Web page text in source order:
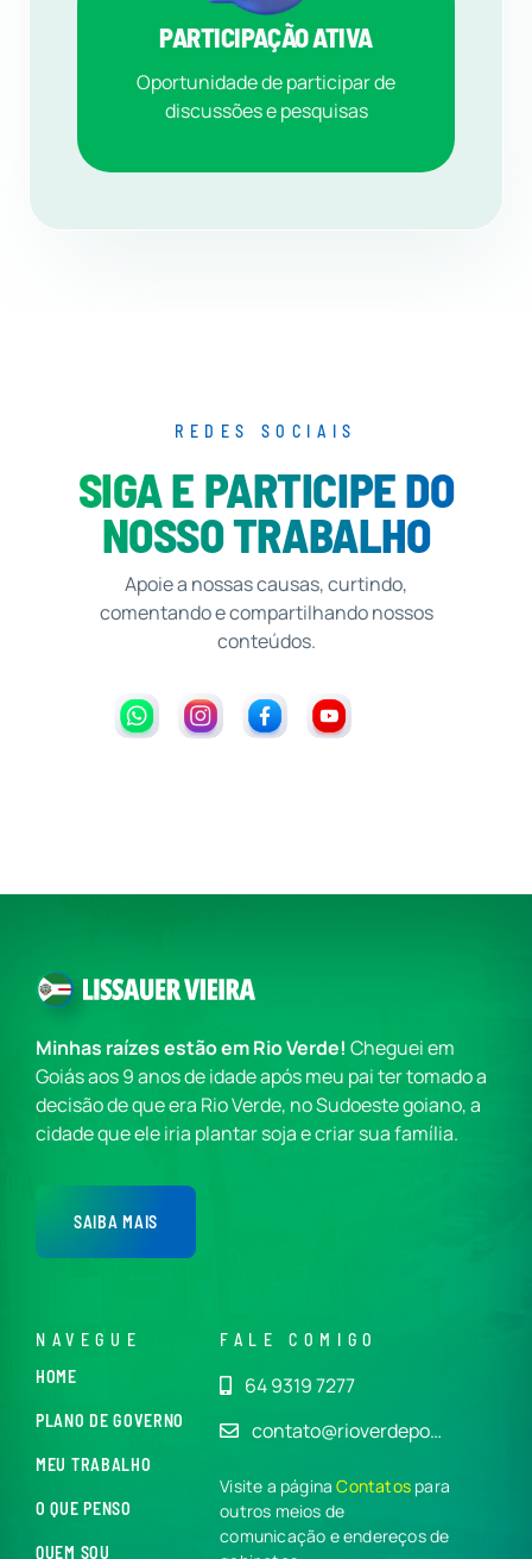
PARTICIPAÇÃO ATIVA
Oportunidade de participar de
discussões e pesquisas
REDES SOCIAIS
SIGA E PARTICIPE DO
NOSSO TRABALHO
Apoie a nossas causas, curtindo,
comentando e compartilhando nossos
conteúdos.
Minhas raízes estão em Rio Verde! Cheguei em
Goiás aos 9 anos de idade após meu pai ter tomado a
decisão de que era Rio Verde, no Sudoeste goiano, a
cidade que ele iria plantar soja e criar sua família.
SAIBA MAIS
NAVEGUE
HOME
PLANO DE GOVERNO
MEU TRABALHO
O QUE PENSO
QUEM SOU
FALE COMIGO
64 9319 7277
contato@rioverdepo…
Visite a páginaContatos para
outros meios de
comunicação e endereços de